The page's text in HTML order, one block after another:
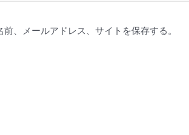
、メールアドレス、サイトを保存する。